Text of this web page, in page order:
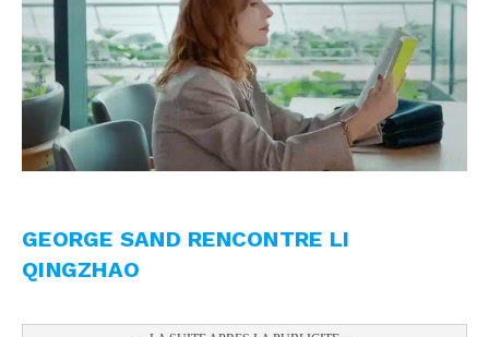
GEORGE SAND RENCONTRE LI
QINGZHAO